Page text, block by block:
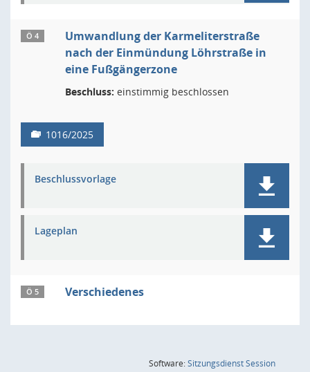
Ö 4
Umwandlung der Karmeliterstraße
nach der Einmündung Löhrstraße in
eine Fußgängerzone
Beschluss: einstimmig beschlossen
1016/2025
Beschlussvorlage
Lageplan
Ö 5 Verschiedenes
Software:SitzungsdienstSession(Wird in